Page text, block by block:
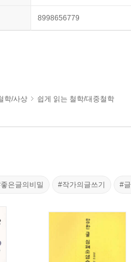
8998656779
학/사상 쉽게 읽는 철학/대중철학
은글의비밀 #작가의글쓰기 #